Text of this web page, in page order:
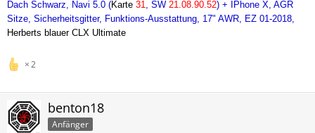
Dach Schwarz, Navi 5.0 (Karte 31, SW 21.08.90.52) + IPhone X, AGR
Sitze, Sicherheitsgitter, Funktions-Ausstattung, 17" AWR, EZ 01-2018,
Herberts blauer CLX Ultimate
2
benton18
Anfänger